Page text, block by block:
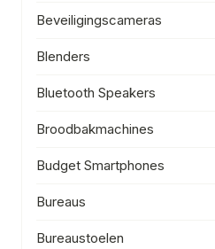
Beveiligingscameras
Blenders
Bluetooth Speakers
Broodbakmachines
Budget Smartphones
Bureaus
Bureaustoelen